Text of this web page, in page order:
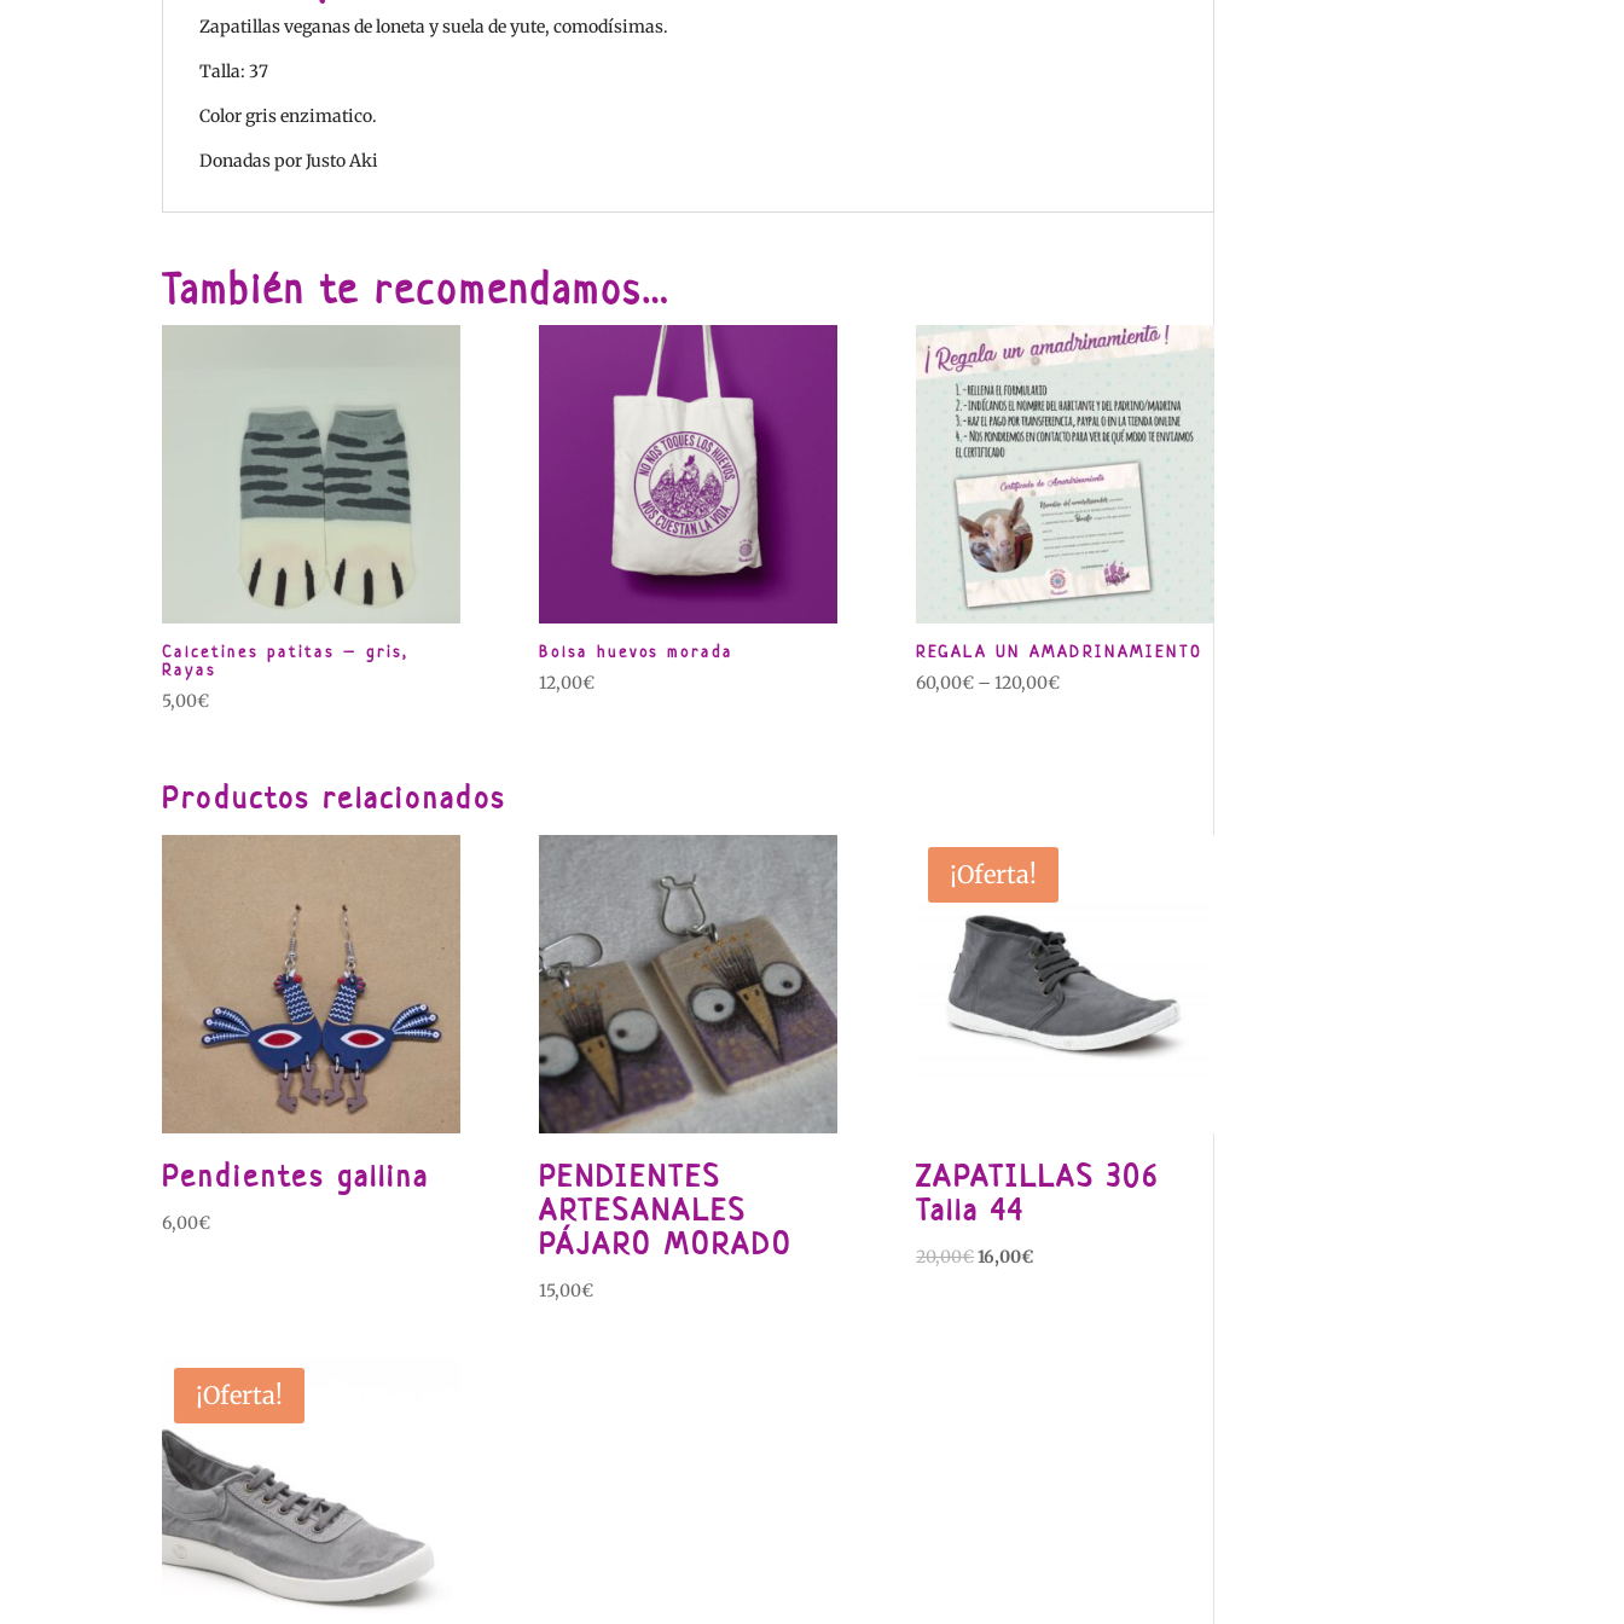
Zapatillas veganas de loneta y suela de yute, comodísimas.
Talla: 37
Color gris enzimatico.
Donadas por Justo Aki
También te recomendamos…
Calcetines patitas – gris,
Rayas
5,00€
Bolsa huevos morada
12,00€
REGALA UN AMADRINAMIENTO
60,00€ –120,00€
Productos relacionados
Pendientes gallina
6,00€
PENDIENTES
ARTESANALES
PÁJARO MORADO
15,00€
¡Oferta!
ZAPATILLAS 306
Talla 44
20,00€El
16,00€El
¡Oferta!